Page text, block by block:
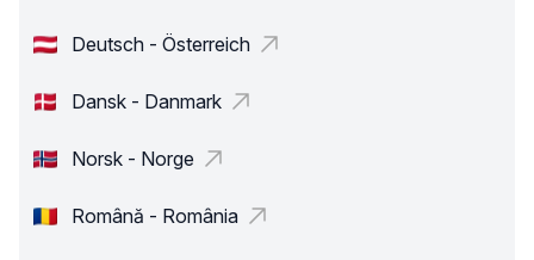
Deutsch - Österreich
Dansk - Danmark
Norsk - Norge
Română - România